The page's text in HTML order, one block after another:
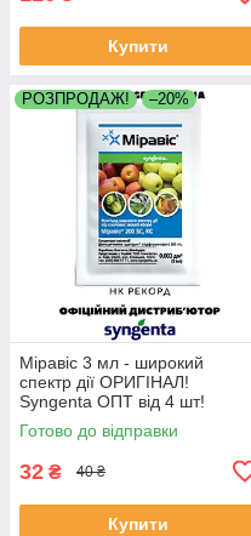
Купити
РОЗПРОДАЖ! –20%
Міравіс 3 мл - широкий
спектр дії ОРИГІНАЛ!
Syngenta ОПТ від 4 шт!
Готово до відправки
32 ₴ 40 ₴
Купити